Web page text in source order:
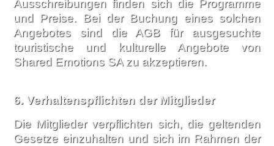
Ausschreibungen finden sich die Programme
und Preise. Bei der Buchung eines solchen
Angebotes sind die AGB für ausgesuchte
touristische und kulturelle Angebote von
Shared Emotions SA zu akzeptieren.
6. Verhaltenspflichten der Mitglieder
Die Mitglieder verpflichten sich, die geltenden
Gesetze einzuhalten und sich im Rahmen der